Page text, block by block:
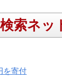
索ネッ
を寄付